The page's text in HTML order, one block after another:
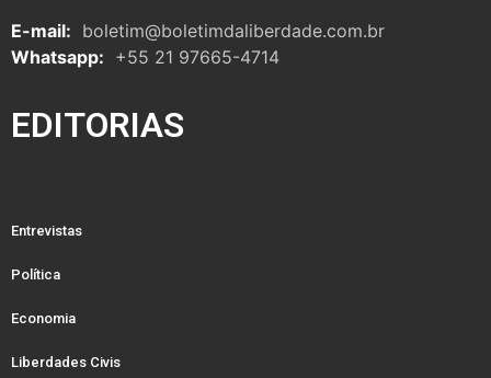
E-mail: boletim@boletimdaliberdade.com.br
Whatsapp: +55 21 97665-4714
EDITORIAS
Entrevistas
Política
Economia
Liberdades Civis